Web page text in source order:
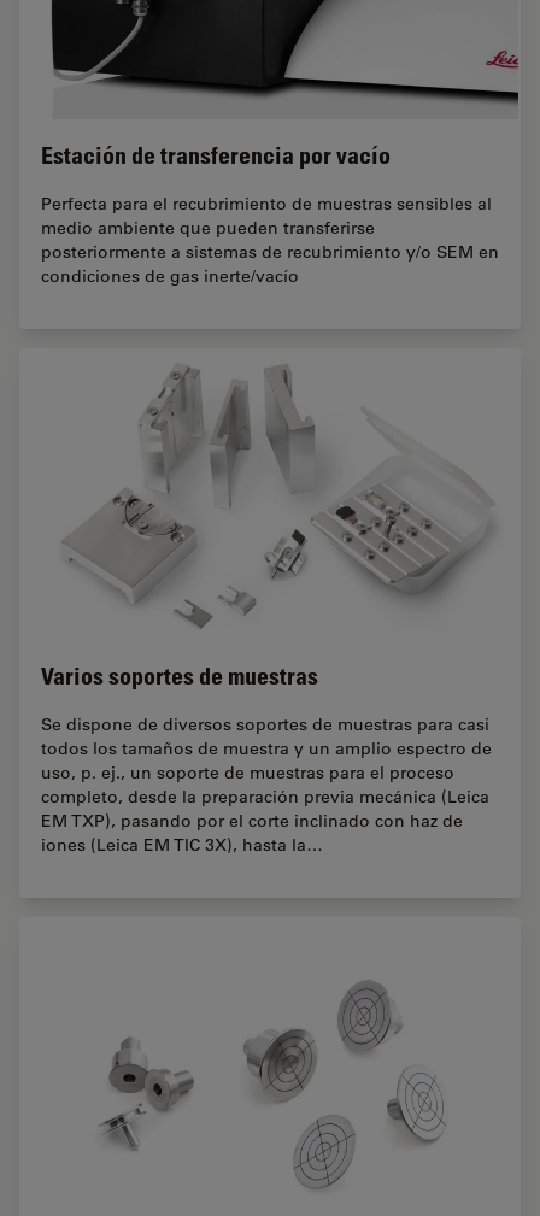
Estación de transferencia por vacío
Perfecta para el recubrimiento de muestras sensibles al
medio ambiente que pueden transferirse
posteriormente a sistemas de recubrimiento y/o SEM en
condiciones de gas inerte/vacío
Varios soportes de muestras
Se dispone de diversos soportes de muestras para casi
todos los tamaños de muestra y un amplio espectro de
uso, p. ej., un soporte de muestras para el proceso
completo, desde la preparación previa mecánica (Leica
EM TXP), pasando por el corte inclinado con haz de
iones (Leica EM TIC 3X), hasta la…